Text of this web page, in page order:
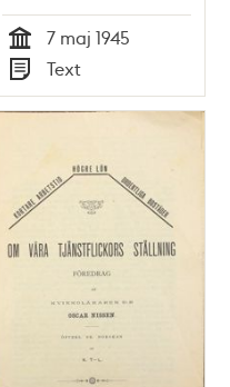
Tid
7 maj 1945
Typ
Text